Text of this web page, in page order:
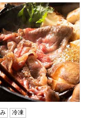
【サマーセール】【お
オノ A5黒毛和牛切り
冷凍